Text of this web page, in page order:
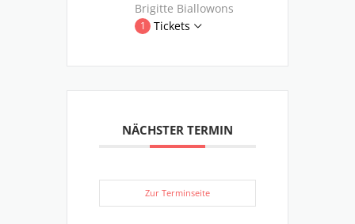
Brigitte Biallowons
1 Tickets
NÄCHSTER TERMIN
Zur Terminseite